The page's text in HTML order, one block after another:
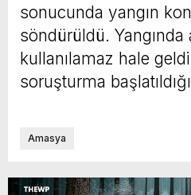
sonucunda yangın
söndürüldü. Yangında
kullanılamaz hale
soruşturma
Amasya